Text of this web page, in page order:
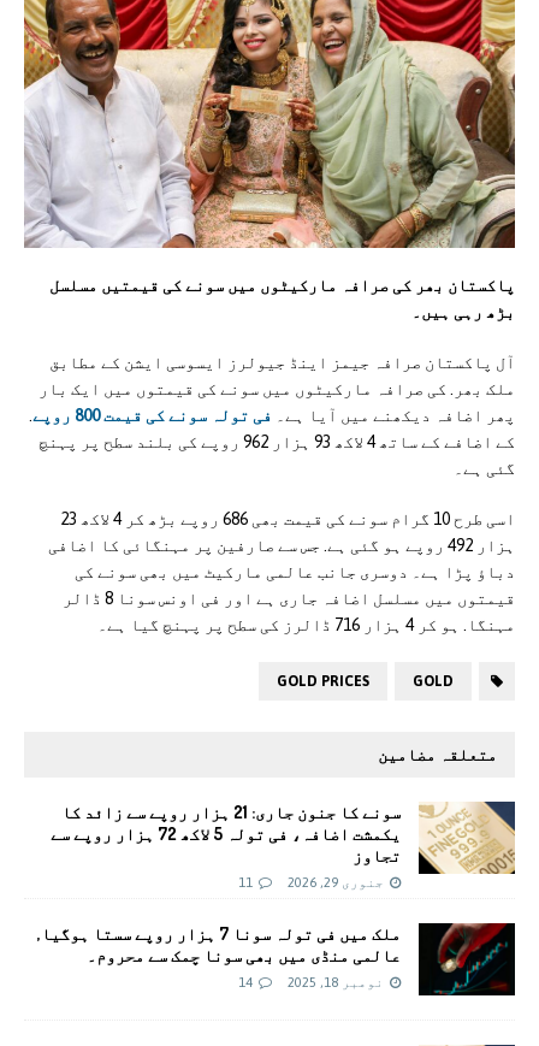
پاکستان بھر کی صرافہ مارکیٹوں میں سونے کی قیمتیں مسلسل
بڑھ رہی ہیں۔
آل پاکستان صرافہ جیمز اینڈ جیولرز ایسوسی ایشن کے مطابق
ملک بھر. کی صرافہ مارکیٹوں میں سونے کی قیمتوں میں ایک بار
پھر اضافہ دیکھنے میں آیا ہے۔
فی تولہ سونے کی قیمت 800 روپے
کے اضافے کے ساتھ 4 لاکھ 93 ہزار 962 روپے کی بلند سطح پر پہنچ
گئی ہے۔
اسی طرح 10 گرام سونے کی قیمت بھی 686 روپے بڑھ کر 4 لاکھ 23
ہزار 492 روپے ہو گئی ہے. جس سے صارفین پر مہنگائی کا اضافی
دباؤ پڑا ہے۔ دوسری جانب عالمی مارکیٹ میں بھی سونے کی
قیمتوں میں مسلسل اضافہ جاری ہے اور فی اونس سونا 8 ڈالر
مہنگا. ہو کر 4 ہزار 716 ڈالرز کی سطح پر پہنچ گیا ہے۔
GOLD
GOLD PRICES
متعلقہ مضامین
سونے کا جنون جاری: 21 ہزار روپے سے زائد کا
یکمشت اضافہ، فی تولہ 5 لاکھ 72 ہزار روپے سے
تجاوز
جنوری 29, 2026 11
ملک میں فی تولہ سونا 7 ہزار روپے سستا ہوگیا,
عالمی منڈی ميں بھی سونا چمک سے محروم۔
نومبر 18, 2025 14